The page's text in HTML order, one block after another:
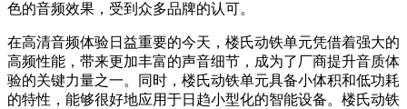
色的音频效果，受到众多品牌的认可。
在高清音频体验日益重要的今天，楼氏动铁单元凭借着强大的
高频性能，带来更加丰富的声音细节，成为了厂商提升音质体
验的关键力量之一。同时，楼氏动铁单元具备小体积和低功耗
的特性，能够很好地应用于日趋小型化的智能设备。楼氏动铁